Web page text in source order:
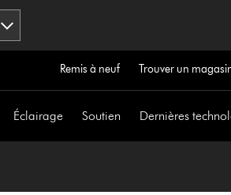
Remis à neuf Trouver un
Éclairage Soutien Dernières